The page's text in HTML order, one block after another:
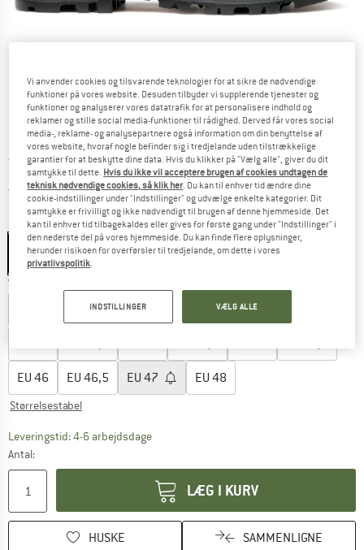
Pris:
419,95€ inkl. moms.
KR3.139,34
Gratis forsendelse(DK)Danmark. Oplysninger om
Farve:Anthracite / Orange
Vælg en størrelse:
40,5 EU41 EU42
EU 46 EU 46,5 EU 47 EU 48
Størrelsestabel
Leveringstid: 4-6 arbejdsdageLinket åbnes i en infoboks og indeholder
Antal:
LÆG I KURV
HUSKE SAMMENLIGNE
Vi anvender cookies og tilsvarende teknologier for at sikre de nødvendige
funktioner på vores website. Desuden tilbyder vi supplerende tjenester og
funktioner og analyserer vores datatrafik for at personalisere indhold og
reklamer og stille social media-funktioner til rådighed. Derved får vores social
media-, reklame- og analysepartnere også information om din benyttelse af
vores website, hvoraf nogle befinder sig i tredjelande uden tilstrækkelige
garantier for at beskytte dine data. Hvis du klikker på "Vælg alle", giver du dit
samtykke til dette. Hvis du ikke vil acceptere brugen af cookies undtagen de
teknisk nødvendige cookies, så klik her. Du kan til enhver tid ændre dine
cookie-indstillinger under "Indstillinger" og udvælge enkelte kategorier. Dit
samtykke er frivilligt og ikke nødvendigt til brugen af denne hjemmeside. Det
kan til enhver tid tilbagekaldes eller gives for første gang under "Indstillinger" i
den nederste del på vores hjemmeside. Du kan finde flere oplysninger,
herunder risikoen for overførsler til tredjelande, om dette i vores
privatlivspolitik.
INDSTILLINGER VÆLG ALLE